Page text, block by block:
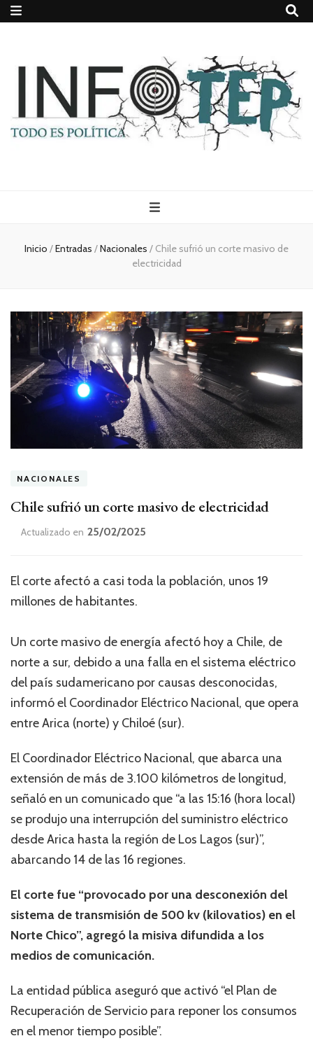
Todo es
(rosca)
política
Inicio /Entradas /Nacionales / Chile sufrió un corte masivo de
electricidad
NACIONALES
Chile sufrió un corte masivo de electricidad
Actualizado en 25/02/2025
El corte afectó a casi toda la población, unos 19
millones de habitantes.
Un corte masivo de energía afectó hoy a Chile, de
norte a sur, debido a una falla en el sistema eléctrico
del país sudamericano por causas desconocidas,
informó el Coordinador Eléctrico Nacional, que opera
entre Arica (norte) y Chiloé (sur).
El Coordinador Eléctrico Nacional, que abarca una
extensión de más de 3.100 kilómetros de longitud,
señaló en un comunicado que “a las 15:16 (hora local)
se produjo una interrupción del suministro eléctrico
desde Arica hasta la región de Los Lagos (sur)”,
abarcando 14 de las 16 regiones.
El corte fue “provocado por una desconexión del
sistema de transmisión de 500 kv (kilovatios) en el
Norte Chico”, agregó la misiva difundida a los
medios de comunicación.
La entidad pública aseguró que activó “el Plan de
Recuperación de Servicio para reponer los consumos
en el menor tiempo posible”.